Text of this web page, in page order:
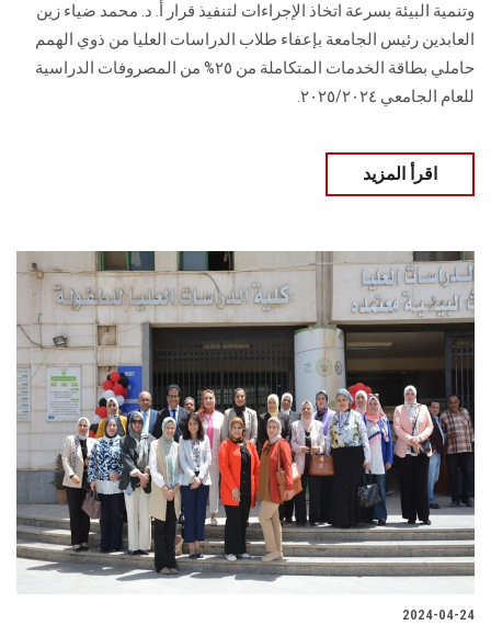
وتنمية البيئة بسرعة اتخاذ الإجراءات لتنفيذ قرار أ. د. محمد ضياء زين
العابدين رئيس الجامعة بإعفاء طلاب الدراسات العليا من ذوي الهمم
حاملي بطاقة الخدمات المتكاملة من ٢٥% من المصروفات الدراسية
للعام الجامعي ٢٠٢٥/٢٠٢٤.
اقرأ المزيد
2024-04-24